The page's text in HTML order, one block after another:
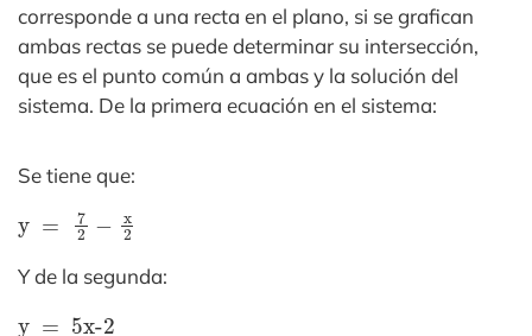
corresponde a una recta en el plano, si se grafican
ambas rectas se puede determinar su intersección,
que es el punto común a ambas y la solución del
sistema. De la primera ecuación en el sistema:
Se tiene que:
2− 2
Y de la segunda:
x-2